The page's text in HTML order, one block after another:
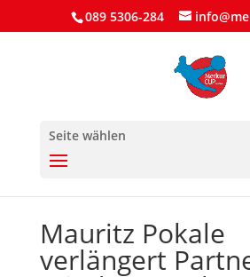
089 5306-284
Seite wählen
Mauritz Pokale
verlängert